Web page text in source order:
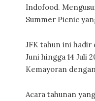
Indofood.
Summer Picnic
JFK tahun ini hadir
Juni hingga 14 Juli
Kemayoran
Acara tahunan